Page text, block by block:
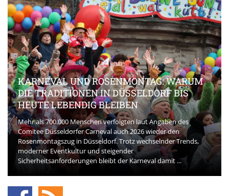
KARNEVAL UND ROSENMONTAG: WARUM
DIE TRADITIONEN IN DÜSSELDORF BIS
HEUTE LEBENDIG BLEIBEN
Mehr als 700.000 Menschen verfolgten laut Angaben des
Comitee Düsseldorfer Carneval auch 2026 wieder den
Rosenmontagszug in Düsseldorf. Trotz wechselnder Trends,
moderner Eventkultur und steigender
Sicherheitsanforderungen bleibt der Karneval damit ...